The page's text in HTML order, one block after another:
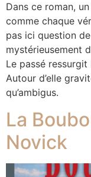
Dans ce roman,
comme chaque
pas ici question
mystérieusement
Le passé ressurgit
Autour d’elle
qu’ambigus.
La
Novick